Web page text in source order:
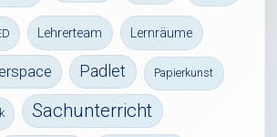
Lehrerteam Lernräume
Padlet Papierkunst
Sachunterricht